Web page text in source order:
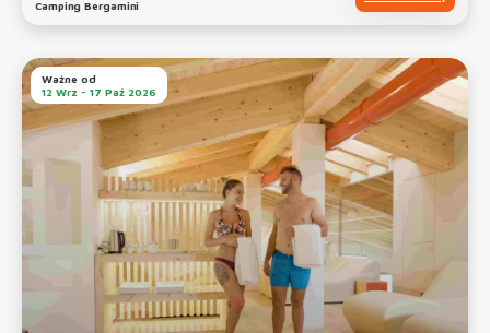
Camping Bergamini
Ważne od
12 Wrz - 17 Paź 2026